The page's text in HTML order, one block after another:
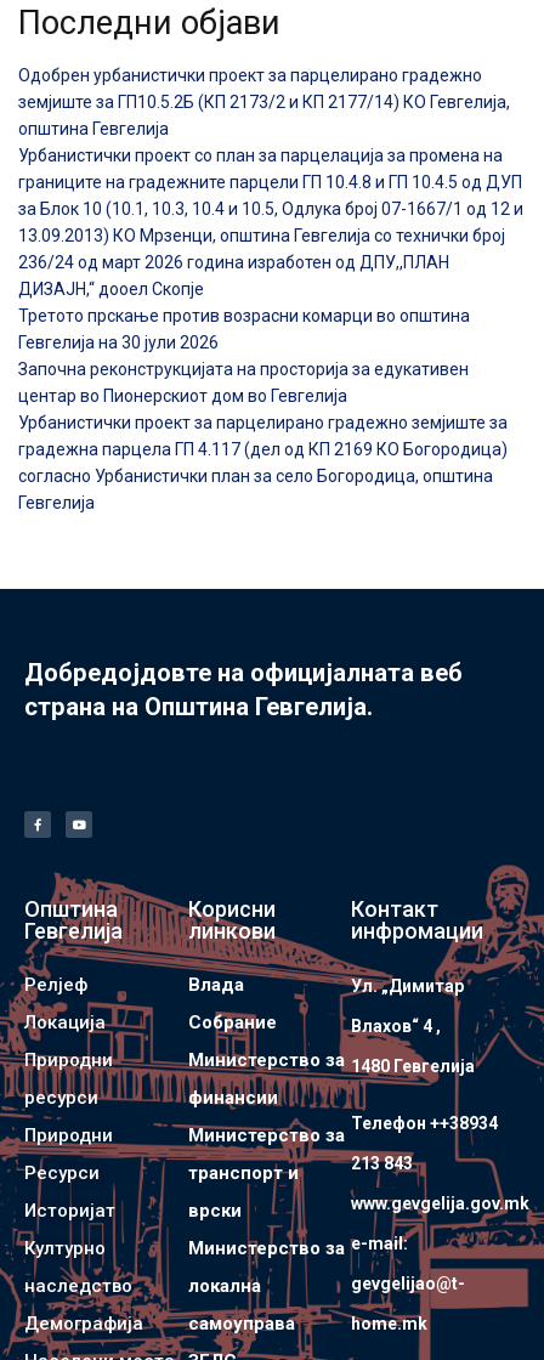
Последни објави
Одобрен урбанистички проект за парцелирано градежно
земјиште за ГП10.5.2Б (КП 2173/2 и КП 2177/14) КО Гевгелија,
општина Гевгелија
Урбанистички проект со план за парцелација за промена на
границите на градежните парцели ГП 10.4.8 и ГП 10.4.5 од ДУП
за Блок 10 (10.1, 10.3, 10.4 и 10.5, Одлука број 07-1667/1 од 12 и
13.09.2013) КО Мрзенци, општина Гевгелија со технички број
236/24 од март 2026 година изработен од ДПУ,,ПЛАН
ДИЗАЈН,“ дооел Скопје
Третото прскање против возрасни комарци во општина
Гевгелија на 30 јули 2026
Започна реконструкцијата на просторија за едукативен
центар во Пионерскиот дом во Гевгелија
Урбанистички проект за парцелирано градежно земјиште за
градежна парцела ГП 4.117 (дел од КП 2169 КО Богородица)
согласно Урбанистички план за село Богородица, општина
Гевгелија
Добредојдовте на официјалната веб
страна на Општина Гевгелија.
Општина
Гевгелија
Релјеф
Локација
Природни
ресурси
Природни
Ресурси
Историјат
Културно
наследство
Демографија
Корисни
линкови
Влада
Собрание
Министерство за
финансии
Министерство за
транспорт и
врски
Министерство за
локална
самоуправа
Контакт
инфромации
Ул. „Димитар
Влахов“ 4 ,
1480 Гевгелијa
Телефон ++38934
213 843
www.gevgelija.gov.mk
e-mail:
gevgelijao@t-
home.mk